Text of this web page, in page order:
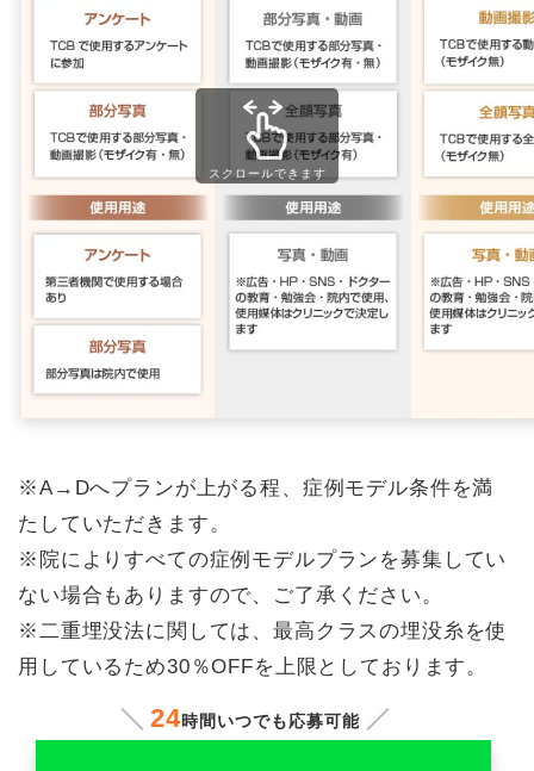
スクロールできます
※A→Dへプランが上がる程、症例モデル条件を満
たしていただきます。
※院によりすべての症例モデルプランを募集してい
ない場合もありますので、ご了承ください。
※二重埋没法に関しては、最高クラスの埋没糸を使
用しているため30％OFFを上限としております。
24時間いつでも応募可能